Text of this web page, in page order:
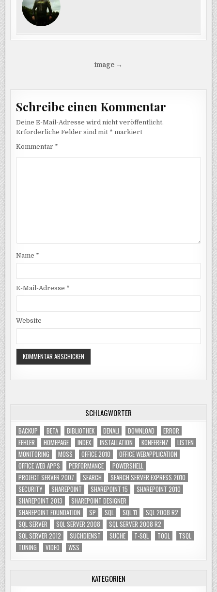
Beitragsnavigation
image →
Schreibe einen Kommentar
Deine E-Mail-Adresse wird nicht veröffentlicht.
Erforderliche Felder sind mit * markiert
Kommentar *
Name *
E-Mail-Adresse *
Website
SCHLAGWÖRTER
BACKUP BETA BIBLIOTHEK DENALI DOWNLOAD
ERROR
FEHLER
HOMEPAGE INDEX INSTALLATION KONFERENZ
LISTEN
MONITORING
MOSS OFFICE 2010
OFFICE WEBAPPLICATION
OFFICE WEB APPS
PERFORMANCE
POWERSHELL
PROJECT SERVER 2007
SEARCH
SEARCH SERVER EXPRESS 2010
SECURITY
SHAREPOINT SHAREPOINT 15
SHAREPOINT 2010
SHAREPOINT 2013
SHAREPOINT DESIGNER
SHAREPOINT FOUNDATION
SP SQL SQL 11
SQL 2008 R2
SQL SERVER
SQL SERVER 2008
SQL SERVER 2008 R2
SQL SERVER 2012
SUCHDIENST SUCHE T-SQL TOOL
TSQL
TUNING
VIDEO WSS
KATEGORIEN